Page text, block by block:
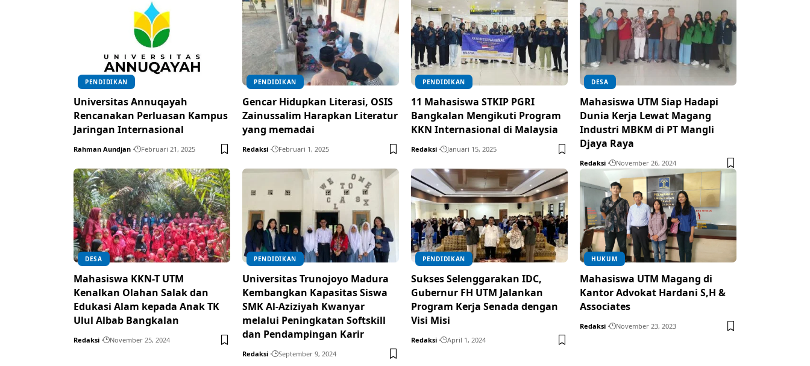
PENDIDIKAN
Universitas Annuqayah
Rencanakan Perluasan Kampus
Jaringan Internasional
Rahman Aundjan Februari 21, 2025
PENDIDIKAN
Gencar Hidupkan Literasi, OSIS
Zainussalim Harapkan Literatur
yang memadai
Redaksi Februari 1, 2025
PENDIDIKAN
11 Mahasiswa STKIP PGRI
Bangkalan Mengikuti Program
KKN Internasional di Malaysia
Redaksi Januari 15, 2025
DESA
Mahasiswa UTM Siap Hadapi
Dunia Kerja Lewat Magang
Industri MBKM di PT Mangli
Djaya Raya
Redaksi November 26, 2024
DESA
Mahasiswa KKN-T UTM
Kenalkan Olahan Salak dan
Edukasi Alam kepada Anak TK
Ulul Albab Bangkalan
Redaksi November 25, 2024
PENDIDIKAN
Universitas Trunojoyo Madura
Kembangkan Kapasitas Siswa
SMK Al-Aziziyah Kwanyar
melalui Peningkatan Softskill
dan Pendampingan Karir
Redaksi September 9, 2024
PENDIDIKAN
Sukses Selenggarakan IDC,
Gubernur FH UTM Jalankan
Program Kerja Senada dengan
Visi Misi
Redaksi April 1, 2024
HUKUM
Mahasiswa UTM Magang di
Kantor Advokat Hardani S,H &
Associates
Redaksi November 23, 2023